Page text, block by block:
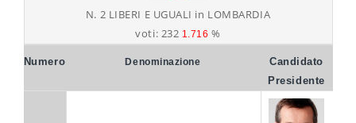
N. 2 LIBERI E UGUALI in LOMBARDIA
voti: 232 1.716%
Numero Denominazione
Candidato
Presidente